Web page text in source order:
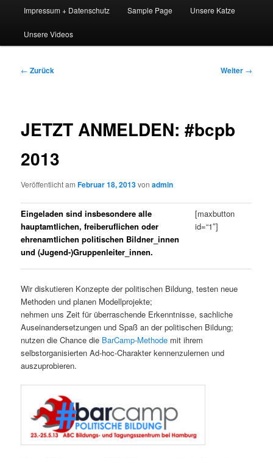
Impressum + Datenschutz Sample Page Unsere Katze
Unsere Videos
Beitrags-
← Zurück Weiter →
JETZT ANMELDEN: #bcpb
2013
Veröffentlicht amFebruar 18, 2013vonadmin
Eingeladen sind insbesondere alle
hauptamtlichen, freiberuflichen oder
ehrenamtlichen politischen Bildner_innen
und (Jugend-)Gruppenleiter_innen.
[maxbutton
id=“1″]
Wir diskutieren Konzepte der politischen Bildung, testen neue
Methoden und planen Modellprojekte;
nehmen uns Zeit für überraschende Erkenntnisse, sachliche
Auseinandersetzungen und Spaß an der politischen Bildung;
nutzen die Chance die BarCamp-Methode mit ihrem
selbstorganisierten Ad-hoc-Charakter kennenzulernen und
auszuprobieren.